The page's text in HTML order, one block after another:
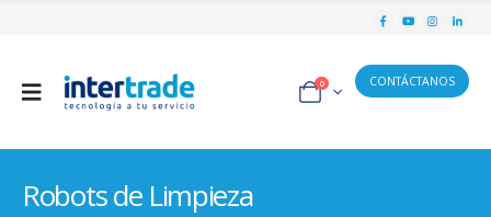
0 CONTÁCTANOS
Robots de Limpieza